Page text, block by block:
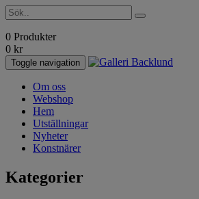
0 Produkter
0 kr
Toggle navigation
Om oss
Webshop
Hem
Utställningar
Nyheter
Konstnärer
Kategorier